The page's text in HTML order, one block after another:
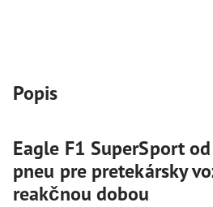
Popis
Eagle F1 SuperSport
pneu pre pretekársky
reakčnou dobou